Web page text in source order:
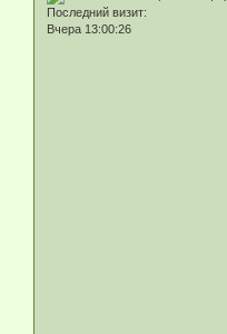
Последний визит:
Вчера 13:00:26